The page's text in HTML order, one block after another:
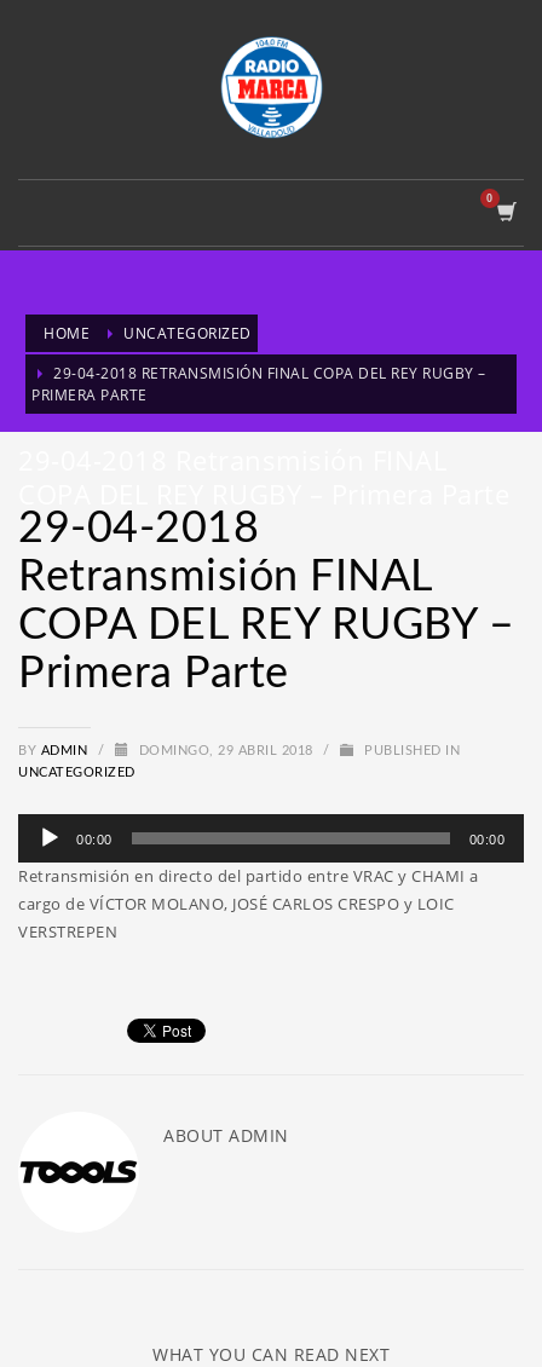
HOME
UNCATEGORIZED
29-04-2018 RETRANSMISIÓN FINAL COPA DEL REY RUGBY –
PRIMERA PARTE
29-04-2018
Retransmisión FINAL
COPA DEL REY RUGBY –
Primera Parte
BY ADMIN / DOMINGO, 29 ABRIL 2018 /
PUBLISHED IN
UNCATEGORIZED
Reproductor
audio
00:00 00:00
Retransmisión en directo del partido entre VRAC y CHAMI a
cargo de VÍCTOR MOLANO, JOSÉ CARLOS CRESPO y LOIC
VERSTREPEN
ABOUT ADMIN
WHAT YOU CAN READ NEXT